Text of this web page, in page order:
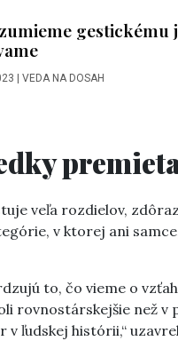
gestickému
VEDA NA DOSAH
veľa rozdielov,
v ktorej ani
to, čo vieme o
rovnostárskejšie než v
ľudskej histórii,“